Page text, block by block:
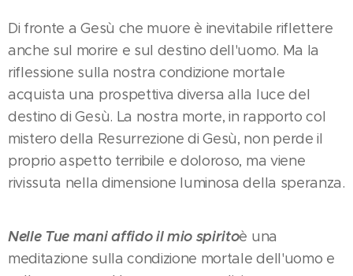
Di fronte a Gesù che muore è inevitabile riflettere
anche sul morire e sul destino dell'uomo. Ma la
riflessione sulla nostra condizione mortale
acquista una prospettiva diversa alla luce del
destino di Gesù. La nostra morte, in rapporto col
mistero della Resurrezione di Gesù, non perde il
proprio aspetto terribile e doloroso, ma viene
rivissuta nella dimensione luminosa della speranza.
Nelle Tue mani affido il mio spiritoè una
meditazione sulla condizione mortale dell'uomo e